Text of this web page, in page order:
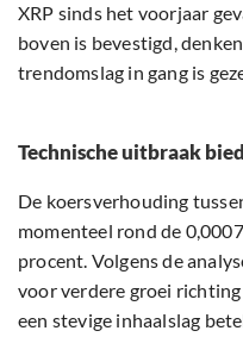
XRP sinds het voorjaar
boven is bevestigd,
trendomslag in gang is
Technische uitbraak
De koersverhouding
momenteel rond de
procent. Volgens de
voor verdere groei
een stevige inhaalslag